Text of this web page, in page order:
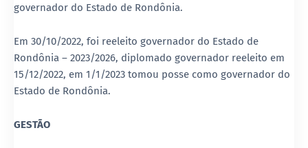
governador do Estado de Rondônia.
Em 30/10/2022, foi reeleito governador do Estado de
Rondônia – 2023/2026, diplomado governador reeleito em
15/12/2022, em 1/1/2023 tomou posse como governador do
Estado de Rondônia.
GESTÃO